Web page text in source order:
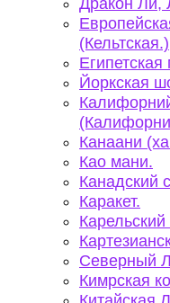
Дракон Ли,
(Кельтская.)
Египетская
Йоркская
Канаани
Као мани.
Канадский
Каракет.
Северный
Кимрская